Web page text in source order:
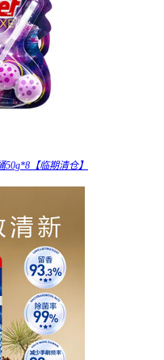
【临期清仓】